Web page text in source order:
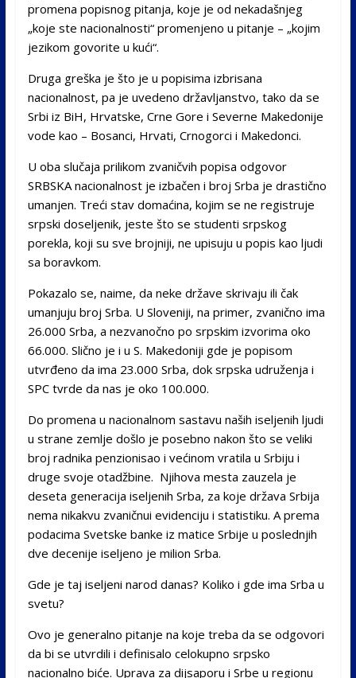
promena popisnog pitanja, koje je od nekadašnjeg
„koje ste nacionalnosti“ promenjeno u pitanje – „kojim
jezikom govorite u kući“.
Druga greška je što je u popisima izbrisana
nacionalnost, pa je uvedeno državljanstvo, tako da se
Srbi iz BiH, Hrvatske, Crne Gore i Severne Makedonije
vode kao – Bosanci, Hrvati, Crnogorci i Makedonci.
U oba slučaja prilikom zvaničvih popisa odgovor
SRBSKA nacionalnost je izbačen i broj Srba je drastično
umanjen. Treći stav domaćina, kojim se ne registruje
srpski doseljenik, jeste što se studenti srpskog
porekla, koji su sve brojniji, ne upisuju u popis kao ljudi
sa boravkom.
Pokazalo se, naime, da neke države skrivaju ili čak
umanjuju broj Srba. U Sloveniji, na primer, zvanično ima
26.000 Srba, a nezvanočno po srpskim izvorima oko
66.000. Slično je i u S. Makedoniji gde je popisom
utvrđeno da ima 23.000 Srba, dok srpska udruženja i
SPC tvrde da nas je oko 100.000.
Do promena u nacionalnom sastavu naših iseljenih ljudi
u strane zemlje došlo je posebno nakon što se veliki
broj radnika penzionisao i većinom vratila u Srbiju i
druge svoje otadžbine. Njihova mesta zauzela je
deseta generacija iseljenih Srba, za koje država Srbija
nema nikakvu zvaničnui evidenciju i statistiku. A prema
podacima Svetske banke iz matice Srbije u poslednjih
dve decenije iseljeno je milion Srba.
Gde je taj iseljeni narod danas? Koliko i gde ima Srba u
svetu?
Ovo je generalno pitanje na koje treba da se odgovori
da bi se utvrdili i definisalo celokupno srpsko
nacionalno biće. Uprava za dijsaporu i Srbe u regionu